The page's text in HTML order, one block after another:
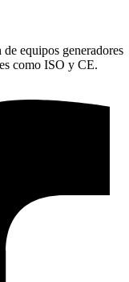
equipos generadores
como ISO y CE.